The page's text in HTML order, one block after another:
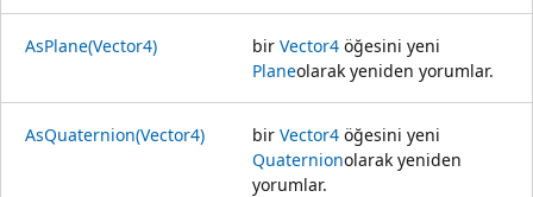
AsPlane(Vector4) bir Vector4 öğesini yeni
Planeolarak yeniden yorumlar.
AsQuaternion(Vector4) bir Vector4 öğesini yeni
Quaternionolarak yeniden
yorumlar.